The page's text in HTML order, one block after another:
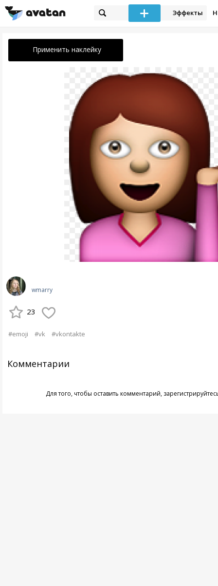
Эффекты
Применить наклейку
wmarry
23
#emoji #vk #vkontakte
Комментарии
Для того, чтобы оставить комментарий,